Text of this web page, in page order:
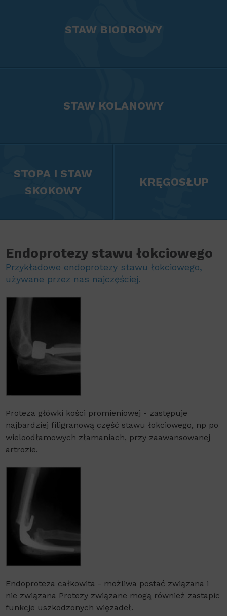
STAW BIODROWY
STAW KOLANOWY
STOPA I STAW
SKOKOWY
KRĘGOSŁUP
Endoprotezy stawu łokciowego
Przykładowe endoprotezy stawu łokciowego,
używane przez nas najczęściej.
Proteza główki kości promieniowej - zastępuje
najbardziej filigranową część stawu łokciowego, np po
wieloodłamowych złamaniach, przy zaawansowanej
artrozie.
Endoproteza całkowita - możliwa postać związana i
nie związana Protezy związane mogą również zastapic
funkcje uszkodzonych więzadeł.